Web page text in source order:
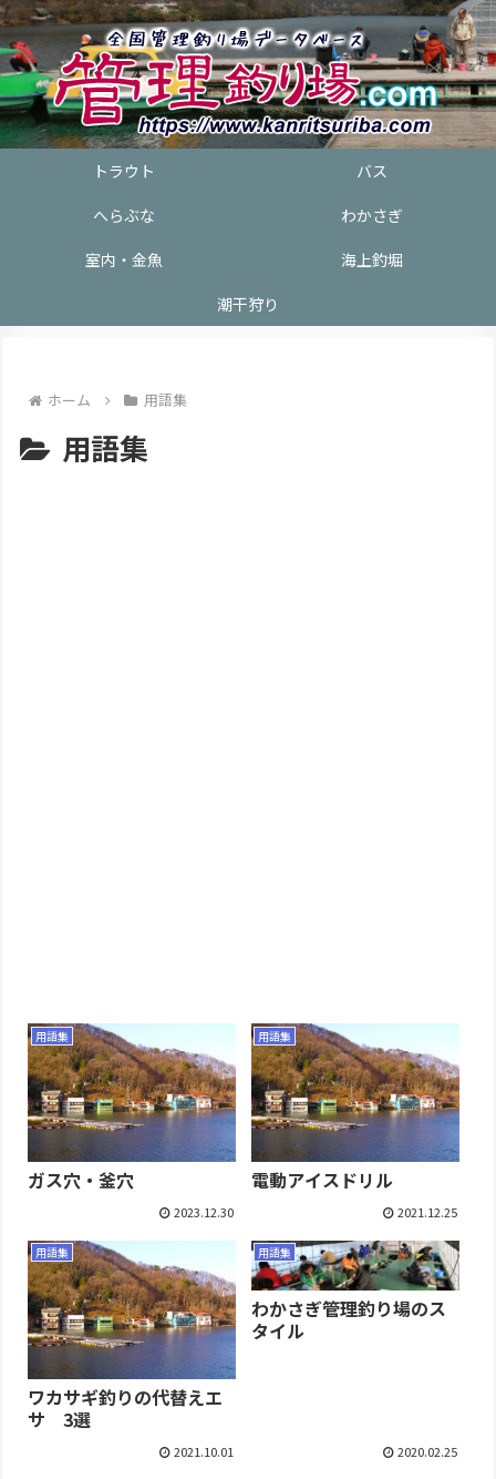
トラウト
バス
へらぶな
わかさぎ
室内・金魚
海上釣堀
潮干狩り
ホーム 用語集
用語集
用語集
ガス穴・釜穴
2023.12.30
用語集
電動アイスドリル
2021.12.25
用語集
ワカサギ釣りの代替えエ
サ 3選
2021.10.01
用語集
わかさぎ管理釣り場のス
タイル
2020.02.25